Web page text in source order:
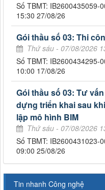
Số TBMT: IB2600435059-
15:30 27/08/26
Gói thầu số 03: Thi
Thứ sáu - 07/08/2026
Số TBMT: IB2600434295-
10:00 17/08/26
Gói thầu số 03: Tư
dựng triển khai sau
lập mô hình BIM
Thứ sáu - 07/08/2026
Số TBMT: IB2600431023-
09:00 25/08/26
Tin nhanh Công nghệ